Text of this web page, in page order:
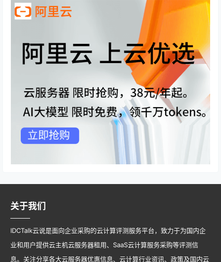
关于我们
IDCTalk云说是面向企业采购的云计算评测服务平台，致力于为国内企
业和用户提供云主机云服务器租用、SaaS云计算服务采购等评测信
息。关注分享各大云服务器优惠信息、云计算行业资讯、政策及国内云